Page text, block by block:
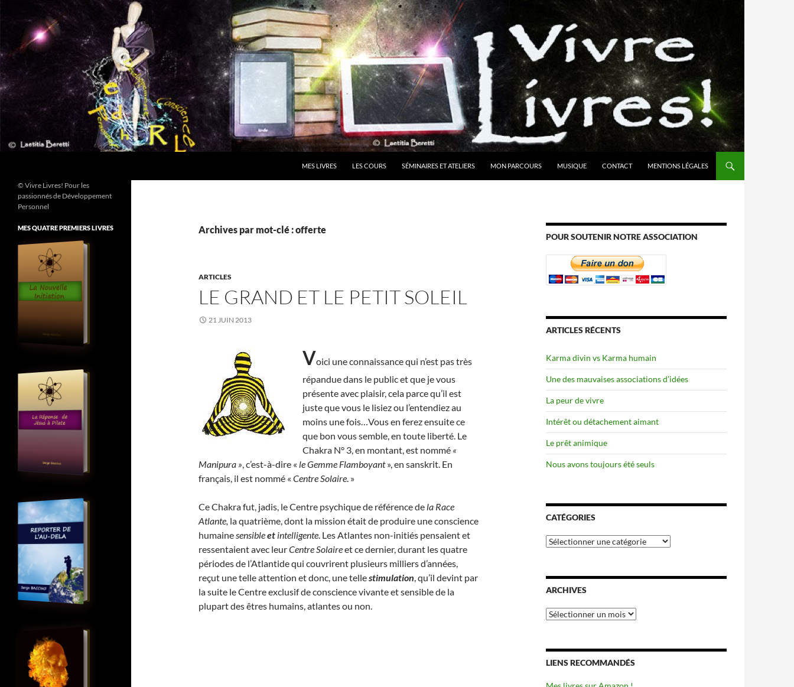
contenu
MES LIVRES LES COURS SÉMINAIRES ET ATELIERS MON PARCOURS MUSIQUE CONTACT MENTIONS LÉGALES
Archives par mot-clé : offerte
ARTICLES
LE GRAND ET LE PETIT SOLEIL
21 JUIN 2013
Voici une connaissance qui n’est pas très
répandue dans le public et que je vous
présente avec plaisir, cela parce qu’il est
juste que vous le lisiez ou l’entendiez au
moins une fois…Vous en ferez ensuite ce
que bon vous semble, en toute liberté. Le
Chakra N° 3, en montant, est nommé «
Manipura », c’est-à-dire « le Gemme Flamboyant», en sanskrit. En
français, il est nommé « Centre Solaire. »
Ce Chakra fut, jadis, le Centre psychique de référence de la Race
Atlante, la quatrième, dont la mission était de produire une conscience
humainesensibleet intelligente. Les Atlantes non-initiés pensaient et
ressentaient avec leurCentre Solaireet ce dernier, durant les quatre
périodes de l’Atlantide qui couvrirent plusieurs milliers d’années,
reçut une telle attention et donc, une tellestimulation, qu’il devint par
la suite le Centre exclusif de conscience vivante et sensible de la
plupart des êtres humains, atlantes ou non.
POUR SOUTENIR NOTRE ASSOCIATION
ARTICLES RÉCENTS
Karma divin vs Karma humain
Une des mauvaises associations d’idées
La peur de vivre
Intérêt ou détachement aimant
Le prêt animique
Nous avons toujours été seuls
CATÉGORIES
Catégories
ARCHIVES
Archives
LIENS RECOMMANDÉS
© Vivre Livres! Pour les
passionnés de Développement
Personnel
MES QUATRE PREMIERS LIVRES